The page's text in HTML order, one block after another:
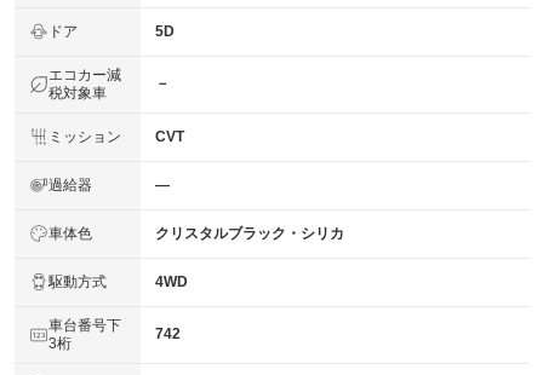
ドア 5D
エコカー減
税対象車
－
ミッション CVT
過給器 ―
車体色 クリスタルブラック・シリカ
駆動方式 4WD
車台番号下
3桁
742